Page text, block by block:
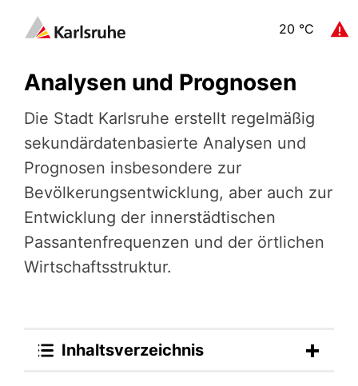
20 °C
Analysen und Prognosen
Die Stadt Karlsruhe erstellt regelmäßig
sekundärdatenbasierte Analysen und
Prognosen insbesondere zur
Bevölkerungsentwicklung, aber auch zur
Entwicklung der innerstädtischen
Passantenfrequenzen und der örtlichen
Wirtschaftsstruktur.
Inhaltsverzeichnis